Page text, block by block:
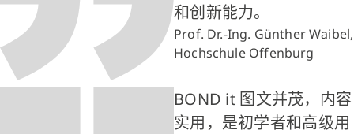
和创新能力。
Prof. Dr.-Ing. Günther Waibel,
Hochschule Offenburg
BOND it 图文并茂，内容
实用，是初学者和高级用